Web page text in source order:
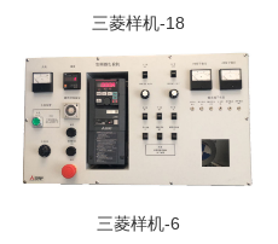
三菱样机-18
三菱样机-6